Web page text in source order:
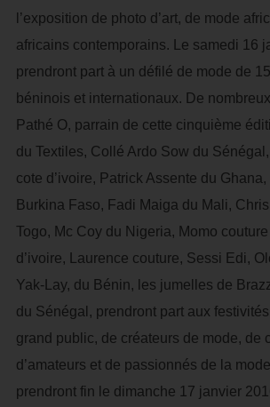
l’exposition de photo d’art, de mode
africains contemporains. Le samedi 16
prendront part à un défilé de mode de
béninois et internationaux. De
Pathé O, parrain de cette cinquième
du Textiles, Collé Ardo Sow du
cote d’ivoire, Patrick Assente du
Burkina Faso, Fadi Maiga du Mali,
Togo, Mc Coy du Nigeria, Momo
d’ivoire, Laurence couture, Sessi Edi,
Yak-Lay, du Bénin, les jumelles de
du Sénégal, prendront part aux
grand public, de créateurs de mode, de
d’amateurs et de passionnés de la
prendront fin le dimanche 17 janvier